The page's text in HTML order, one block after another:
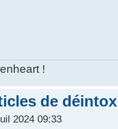
!
de
2024 09:33